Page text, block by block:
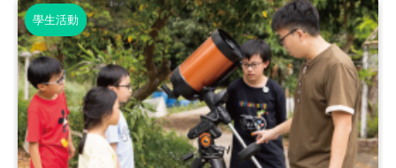
學生活動